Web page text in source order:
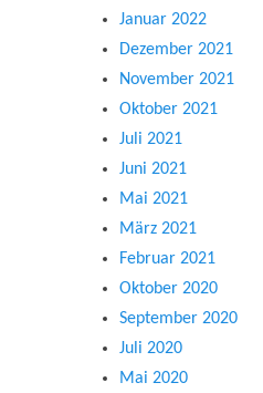
Januar 2022
Dezember 2021
November 2021
Oktober 2021
Juli 2021
Juni 2021
Mai 2021
März 2021
Februar 2021
Oktober 2020
September 2020
Juli 2020
Mai 2020